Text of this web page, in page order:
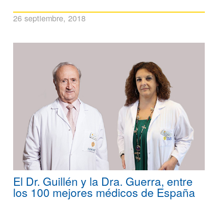
26 septiembre, 2018
El Dr. Guillén y la Dra. Guerra, entre
los 100 mejores médicos de España